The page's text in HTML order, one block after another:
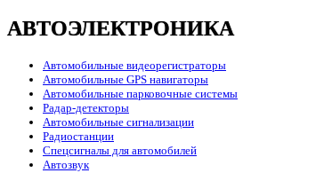
АВТОЭЛЕКТРОНИКА
Автомобильные видеорегистраторы
Автомобильные GPS навигаторы
Автомобильные парковочные системы
Радар-детекторы
Автомобильные сигнализации
Радиостанции
Спецсигналы для автомобилей
Автозвук